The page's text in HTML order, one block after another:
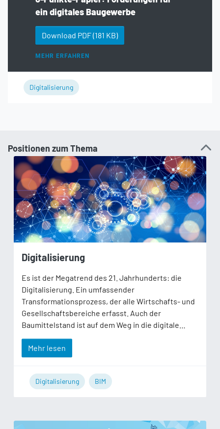
ein digitales Baugewerbe
Download PDF(181 KB)
MEHR ERFAHREN
Digitalisierung
Positionen zum Thema
Digitalisierung
Es ist der Megatrend des 21. Jahrhunderts: die
Digitalisierung. Ein umfassender
Transformationsprozess, der alle Wirtschafts- und
Gesellschaftsbereiche erfasst. Auch der
Baumittelstand ist auf dem Weg in die digitale…
Mehr lesen
Digitalisierung BIM